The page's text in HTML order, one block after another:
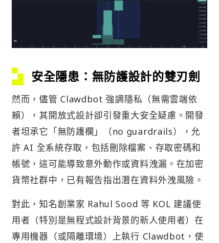
安全隱患：無防護設計的雙刃劍
然而，儘管 Clawdbot 強調隱私（無需雲端依
賴），其開放式設計卻引發重大安全疑慮。開發
者坦承它「無防護欄」（no guardrails），允
許 AI 全系統存取，包括刪除檔案、存取密碼和
帳號，這可能導致意外動作或資料洩漏。在加密
貨幣社群中，已有報告指出潛在資料外洩風險。
對此，知名創業家 Rahul Sood 等 KOL 建議使
用者（特別是無程式設計背景的新人使用者）​​在
專用機器（或隔離環境）上執行 Clawdbot，使